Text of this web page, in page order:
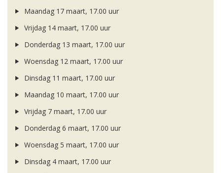
Maandag 17 maart, 17.00 uur
Vrijdag 14 maart, 17.00 uur
Donderdag 13 maart, 17.00 uur
Woensdag 12 maart, 17.00 uur
Dinsdag 11 maart, 17.00 uur
Maandag 10 maart, 17.00 uur
Vrijdag 7 maart, 17.00 uur
Donderdag 6 maart, 17.00 uur
Woensdag 5 maart, 17.00 uur
Dinsdag 4 maart, 17.00 uur